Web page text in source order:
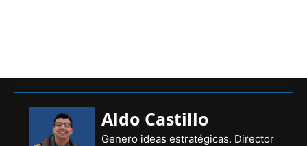
Aldo Castillo
Genero ideas estratégicas. Director